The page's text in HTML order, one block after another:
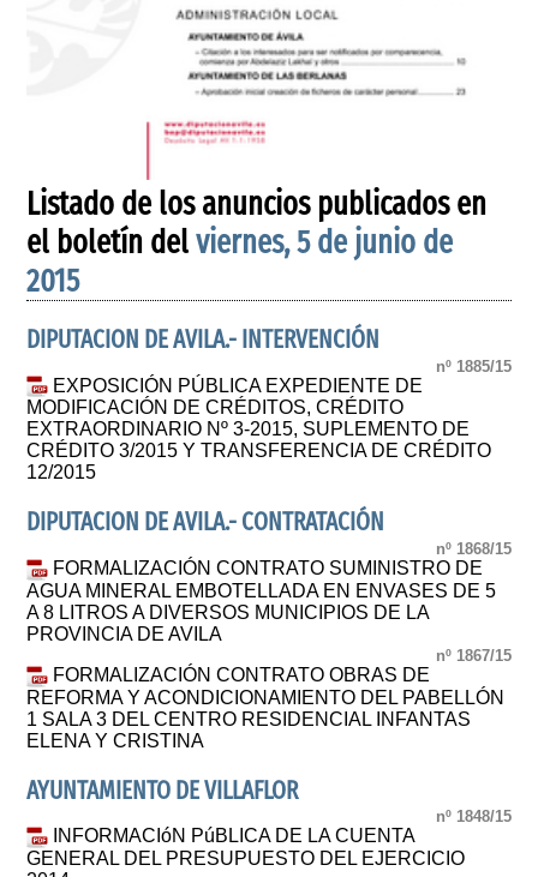
Listado de los anuncios publicados en
el boletín delviernes, 5 de junio de
2015
DIPUTACION DE AVILA.- INTERVENCIÓN
nº 1885/15
EXPOSICIÓN PÚBLICA EXPEDIENTE DE
MODIFICACIÓN DE CRÉDITOS, CRÉDITO
EXTRAORDINARIO Nº 3-2015, SUPLEMENTO DE
CRÉDITO 3/2015 Y TRANSFERENCIA DE CRÉDITO
12/2015
DIPUTACION DE AVILA.- CONTRATACIÓN
nº 1868/15
FORMALIZACIÓN CONTRATO SUMINISTRO DE
AGUA MINERAL EMBOTELLADA EN ENVASES DE 5
A 8 LITROS A DIVERSOS MUNICIPIOS DE LA
PROVINCIA DE AVILA
nº 1867/15
FORMALIZACIÓN CONTRATO OBRAS DE
REFORMA Y ACONDICIONAMIENTO DEL PABELLÓN
1 SALA 3 DEL CENTRO RESIDENCIAL INFANTAS
ELENA Y CRISTINA
AYUNTAMIENTO DE VILLAFLOR
nº 1848/15
INFORMACIóN PúBLICA DE LA CUENTA
GENERAL DEL PRESUPUESTO DEL EJERCICIO